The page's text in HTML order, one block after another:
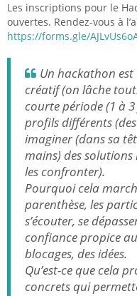
Les inscriptions pour le
ouvertes. Rendez-vous à
https://forms.gle/
Un hackathon
créatif (on lâche
courte période (1 à
profils différents
imaginer (dans sa
mains) des
les confronter).
Pourquoi cela
parenthèse, les
s’écouter, se
confiance propice
blocages, des idées.
Qu’est-ce que cela
concrets qui